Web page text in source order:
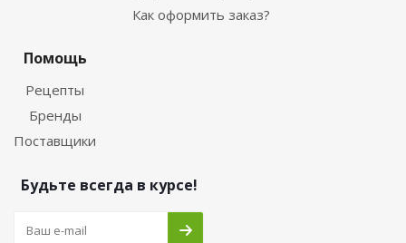
Как оформить заказ?
Помощь
Рецепты
Бренды
Поставщики
Будьте всегда в курсе!